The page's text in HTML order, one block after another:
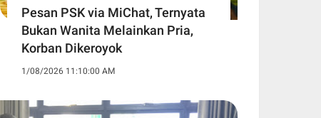
Pesan PSK via MiChat, Ternyata
Bukan Wanita Melainkan Pria,
Korban Dikeroyok
1/08/2026 11:10:00 AM